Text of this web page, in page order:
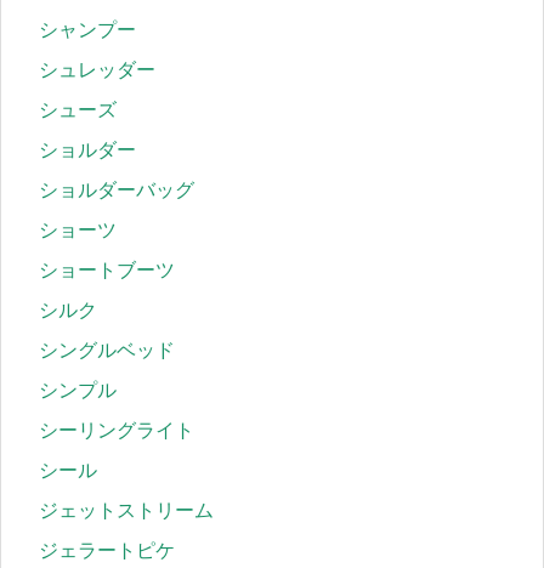
シャンプー
シュレッダー
シューズ
ショルダー
ショルダーバッグ
ショーツ
ショートブーツ
シルク
シングルベッド
シンプル
シーリングライト
シール
ジェットストリーム
ジェラートピケ